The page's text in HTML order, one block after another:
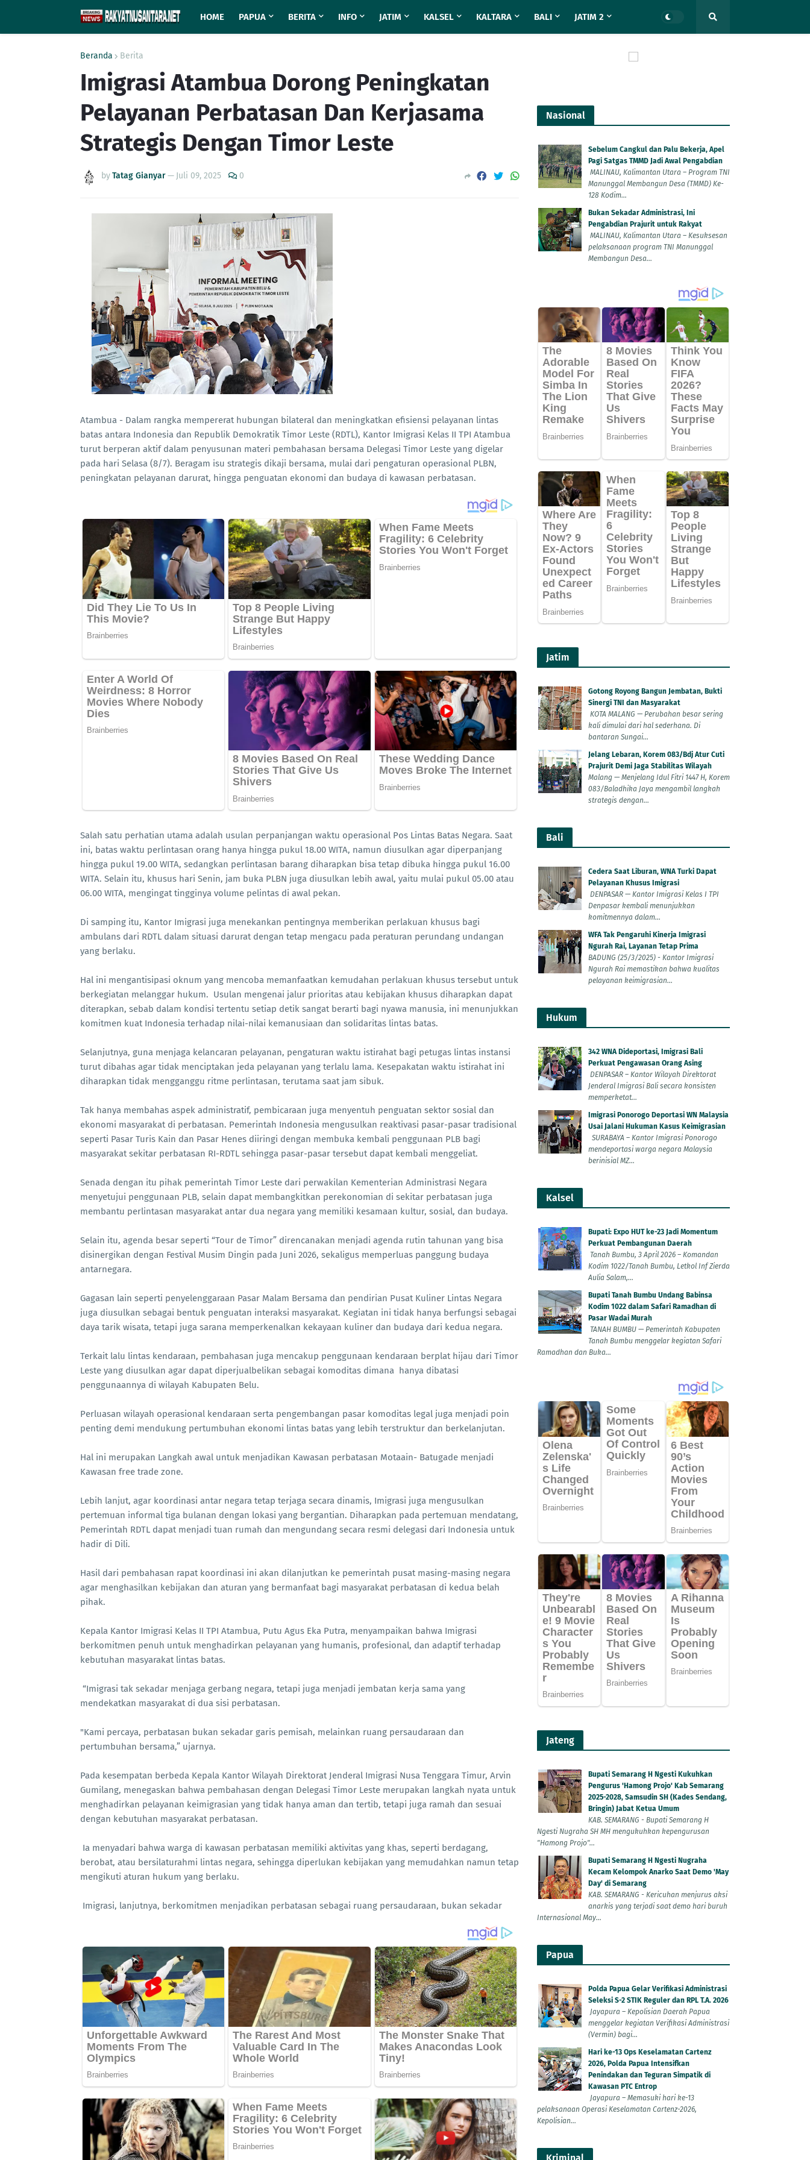
HOME PAPUA BERITA INFO JATIM KALSEL KALTARA BALI JATIM 2
Beranda Berita
Imigrasi Atambua Dorong Peningkatan
Pelayanan Perbatasan Dan Kerjasama
Strategis Dengan Timor Leste
byTatag Gianyar— Juli 09, 2025 0
Atambua - Dalam rangka mempererat hubungan bilateral dan meningkatkan efisiensi pelayanan lintas
batas antara Indonesia dan Republik Demokratik Timor Leste (RDTL), Kantor Imigrasi Kelas II TPI Atambua
turut berperan aktif dalam penyusunan materi pembahasan bersama Delegasi Timor Leste yang digelar
pada hari Selasa (8/7). Beragam isu strategis dikaji bersama, mulai dari pengaturan operasional PLBN,
peningkatan pelayanan darurat, hingga penguatan ekonomi dan budaya di kawasan perbatasan.
Salah satu perhatian utama adalah usulan perpanjangan waktu operasional Pos Lintas Batas Negara. Saat
ini, batas waktu perlintasan orang hanya hingga pukul 18.00 WITA, namun diusulkan agar diperpanjang
hingga pukul 19.00 WITA, sedangkan perlintasan barang diharapkan bisa tetap dibuka hingga pukul 16.00
WITA. Selain itu, khusus hari Senin, jam buka PLBN juga diusulkan lebih awal, yaitu mulai pukul 05.00 atau
06.00 WITA, mengingat tingginya volume pelintas di awal pekan.
Di samping itu, Kantor Imigrasi juga menekankan pentingnya memberikan perlakuan khusus bagi
ambulans dari RDTL dalam situasi darurat dengan tetap mengacu pada peraturan perundang undangan
yang berlaku.
Hal ini mengantisipasi oknum yang mencoba memanfaatkan kemudahan perlakuan khusus tersebut untuk
berkegiatan melanggar hukum. Usulan mengenai jalur prioritas atau kebijakan khusus diharapkan dapat
diterapkan, sebab dalam kondisi tertentu setiap detik sangat berarti bagi nyawa manusia, ini menunjukkan
komitmen kuat Indonesia terhadap nilai-nilai kemanusiaan dan solidaritas lintas batas.
Selanjutnya, guna menjaga kelancaran pelayanan, pengaturan waktu istirahat bagi petugas lintas instansi
turut dibahas agar tidak menciptakan jeda pelayanan yang terlalu lama. Kesepakatan waktu istirahat ini
diharapkan tidak mengganggu ritme perlintasan, terutama saat jam sibuk.
Tak hanya membahas aspek administratif, pembicaraan juga menyentuh penguatan sektor sosial dan
ekonomi masyarakat di perbatasan. Pemerintah Indonesia mengusulkan reaktivasi pasar-pasar tradisional
seperti Pasar Turis Kain dan Pasar Henes diiringi dengan membuka kembali penggunaan PLB bagi
masyarakat sekitar perbatasan RI-RDTL sehingga pasar-pasar tersebut dapat kembali menggeliat.
Senada dengan itu pihak pemerintah Timor Leste dari perwakilan Kementerian Administrasi Negara
menyetujui penggunaan PLB, selain dapat membangkitkan perekonomian di sekitar perbatasan juga
membantu perlintasan masyarakat antar dua negara yang memiliki kesamaan kultur, sosial, dan budaya.
Selain itu, agenda besar seperti “Tour de Timor” direncanakan menjadi agenda rutin tahunan yang bisa
disinergikan dengan Festival Musim Dingin pada Juni 2026, sekaligus memperluas panggung budaya
antarnegara.
Gagasan lain seperti penyelenggaraan Pasar Malam Bersama dan pendirian Pusat Kuliner Lintas Negara
juga diusulkan sebagai bentuk penguatan interaksi masyarakat. Kegiatan ini tidak hanya berfungsi sebagai
daya tarik wisata, tetapi juga sarana memperkenalkan kekayaan kuliner dan budaya dari kedua negara.
Terkait lalu lintas kendaraan, pembahasan juga mencakup penggunaan kendaraan berplat hijau dari Timor
Leste yang diusulkan agar dapat diperjualbelikan sebagai komoditas dimana hanya dibatasi
penggunaannya di wilayah Kabupaten Belu.
Perluasan wilayah operasional kendaraan serta pengembangan pasar komoditas legal juga menjadi poin
penting demi mendukung pertumbuhan ekonomi lintas batas yang lebih terstruktur dan berkelanjutan.
Hal ini merupakan Langkah awal untuk menjadikan Kawasan perbatasan Motaain- Batugade menjadi
Kawasan free trade zone.
Lebih lanjut, agar koordinasi antar negara tetap terjaga secara dinamis, Imigrasi juga mengusulkan
pertemuan informal tiga bulanan dengan lokasi yang bergantian. Diharapkan pada pertemuan mendatang,
Pemerintah RDTL dapat menjadi tuan rumah dan mengundang secara resmi delegasi dari Indonesia untuk
hadir di Dili.
Hasil dari pembahasan rapat koordinasi ini akan dilanjutkan ke pemerintah pusat masing-masing negara
agar menghasilkan kebijakan dan aturan yang bermanfaat bagi masyarakat perbatasan di kedua belah
pihak.
Kepala Kantor Imigrasi Kelas II TPI Atambua, Putu Agus Eka Putra, menyampaikan bahwa Imigrasi
berkomitmen penuh untuk menghadirkan pelayanan yang humanis, profesional, dan adaptif terhadap
kebutuhan masyarakat lintas batas.
“Imigrasi tak sekadar menjaga gerbang negara, tetapi juga menjadi jembatan kerja sama yang
mendekatkan masyarakat di dua sisi perbatasan.
"Kami percaya, perbatasan bukan sekadar garis pemisah, melainkan ruang persaudaraan dan
pertumbuhan bersama,” ujarnya.
Pada kesempatan berbeda Kepala Kantor Wilayah Direktorat Jenderal Imigrasi Nusa Tenggara Timur, Arvin
Gumilang, menegaskan bahwa pembahasan dengan Delegasi Timor Leste merupakan langkah nyata untuk
menghadirkan pelayanan keimigrasian yang tidak hanya aman dan tertib, tetapi juga ramah dan sesuai
dengan kebutuhan masyarakat perbatasan.
Ia menyadari bahwa warga di kawasan perbatasan memiliki aktivitas yang khas, seperti berdagang,
berobat, atau bersilaturahmi lintas negara, sehingga diperlukan kebijakan yang memudahkan namun tetap
mengikuti aturan hukum yang berlaku.
Imigrasi, lanjutnya, berkomitmen menjadikan perbatasan sebagai ruang persaudaraan, bukan sekadar
Nasional
Sebelum Cangkul dan Palu Bekerja, Apel
Pagi Satgas TMMD Jadi Awal Pengabdian
MALINAU, Kalimantan Utara – Program TNI
Manunggal Membangun Desa (TMMD) Ke-
128 Kodim...
Bukan Sekadar Administrasi, Ini
Pengabdian Prajurit untuk Rakyat
MALINAU, Kalimantan Utara – Kesuksesan
pelaksanaan program TNI Manunggal
Membangun Desa...
Jatim
Gotong Royong Bangun Jembatan, Bukti
Sinergi TNI dan Masyarakat
KOTA MALANG — Perubahan besar sering
kali dimulai dari hal sederhana. Di
bantaran Sungai...
Jelang Lebaran, Korem 083/Bdj Atur Cuti
Prajurit Demi Jaga Stabilitas Wilayah
Malang — Menjelang Idul Fitri 1447 H, Korem
083/Baladhika Jaya mengambil langkah
strategis dengan...
Bali
Cedera Saat Liburan, WNA Turki Dapat
Pelayanan Khusus Imigrasi
DENPASAR — Kantor Imigrasi Kelas I TPI
Denpasar kembali menunjukkan
komitmennya dalam...
WFA Tak Pengaruhi Kinerja Imigrasi
Ngurah Rai, Layanan Tetap Prima
BADUNG (25/3/2025) - Kantor Imigrasi
Ngurah Rai memastikan bahwa kualitas
pelayanan keimigrasian...
Hukum
342 WNA Dideportasi, Imigrasi Bali
Perkuat Pengawasan Orang Asing
DENPASAR – Kantor Wilayah Direktorat
Jenderal Imigrasi Bali secara konsisten
memperketat...
Imigrasi Ponorogo Deportasi WN Malaysia
Usai Jalani Hukuman Kasus Keimigrasian
SURABAYA – Kantor Imigrasi Ponorogo
mendeportasi warga negara Malaysia
berinisial MZ...
Kalsel
Bupati: Expo HUT ke-23 Jadi Momentum
Perkuat Pembangunan Daerah
Tanah Bumbu, 3 April 2026 – Komandan
Kodim 1022/Tanah Bumbu, Letkol Inf Zierda
Aulia Salam,...
Bupati Tanah Bumbu Undang Babinsa
Kodim 1022 dalam Safari Ramadhan di
Pasar Wadai Murah
TANAH BUMBU — Pemerintah Kabupaten
Tanah Bumbu menggelar kegiatan Safari
Ramadhan dan Buka...
Jateng
Bupati Semarang H Ngesti Kukuhkan
Pengurus 'Hamong Projo' Kab Semarang
2025-2028, Samsudin SH (Kades Sendang,
Bringin) Jabat Ketua Umum
KAB. SEMARANG - Bupati Semarang H
Ngesti Nugraha SH MH mengukuhkan kepengurusan
"Hamong Projo"...
Bupati Semarang H Ngesti Nugraha
Kecam Kelompok Anarko Saat Demo 'May
Day' di Semarang
KAB. SEMARANG - Kericuhan menjurus aksi
anarkis yang terjadi saat demo hari buruh
Internasional May...
Papua
Polda Papua Gelar Verifikasi Administrasi
Seleksi S-2 STIK Reguler dan RPL T.A. 2026
Jayapura – Kepolisian Daerah Papua
menggelar kegiatan Verifikasi Administrasi
(Vermin) bagi...
Hari ke-13 Ops Keselamatan Cartenz
2026, Polda Papua Intensifkan
Penindakan dan Teguran Simpatik di
Kawasan PTC Entrop
Jayapura – Memasuki hari ke-13
pelaksanaan Operasi Keselamatan Cartenz-2026,
Kepolisian...